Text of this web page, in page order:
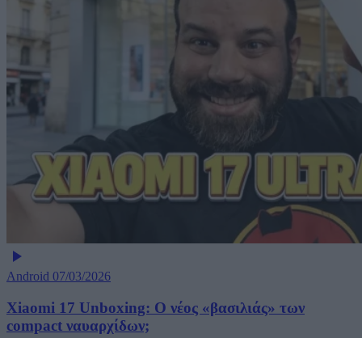
Android 07/03/2026
Xiaomi 17 Unboxing: Ο νέος «βασιλιάς» των
compact ναυαρχίδων;